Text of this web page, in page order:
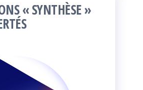
« SYNTHÈSE »